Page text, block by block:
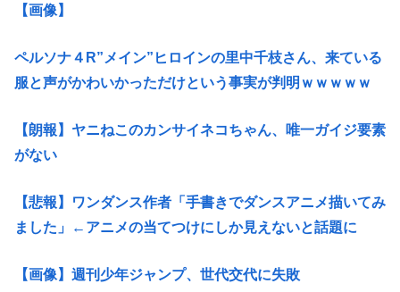
【画像】
ペルソナ４R”メイン”ヒロインの里中千枝さん、来ている
服と声がかわいかっただけという事実が判明ｗｗｗｗｗ
【朗報】ヤニねこのカンサイネコちゃん、唯一ガイジ要素
がない
【悲報】ワンダンス作者「手書きでダンスアニメ描いてみ
ました」←アニメの当てつけにしか見えないと話題に
【画像】週刊少年ジャンプ、世代交代に失敗